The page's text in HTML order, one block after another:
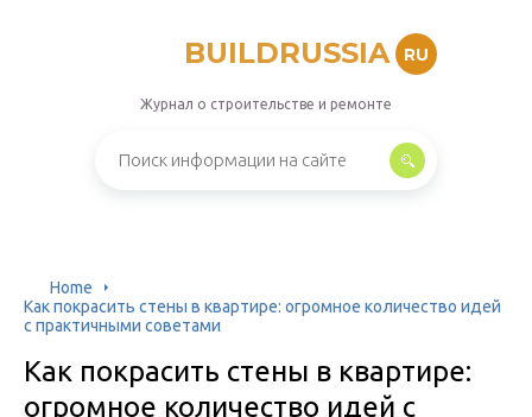
BUILDRUSSIA RU
Журнал о строительстве и ремонте
Home
Как покрасить стены в квартире: огромное количество идей
с практичными советами
Как покрасить стены в квартире:
огромное количество идей с